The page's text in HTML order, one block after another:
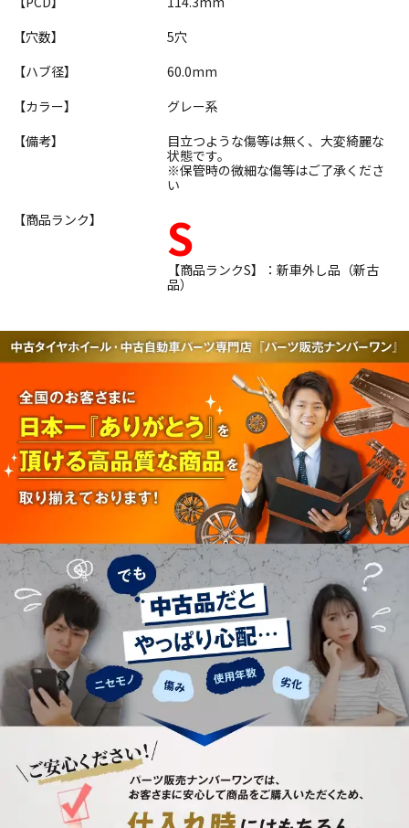
【穴数】
5穴
【ハブ径】
60.0mm
【カラー】
グレー系
【備考】
目立つような傷等は無く、大変綺麗な
状態です。
※保管時の微細な傷等はご了承くださ
い
【商品ランク】
S
【商品ランクS】：新車外し品（新古
品）